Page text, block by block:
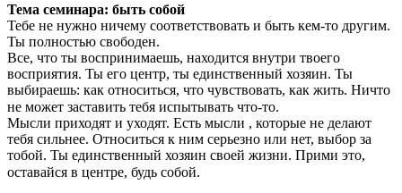
Тема семинара: быть собой
Тебе не нужно ничему соответствовать и быть кем-то другим.
Ты полностью свободен.
Все, что ты воспринимаешь, находится внутри твоего
восприятия. Ты его центр, ты единственный хозяин. Ты
выбираешь: как относиться, что чувствовать, как жить. Ничто
не может заставить тебя испытывать что-то. ⠀
Мысли приходят и уходят. Есть мысли , которые не делают
тебя сильнее. Относиться к ним серьезно или нет, выбор за
тобой. Ты единственный хозяин своей жизни. Прими это,
оставайся в центре, будь собой. ⠀